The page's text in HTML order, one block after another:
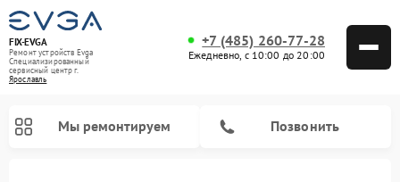
FIX-EVGA
Ремонт устройств Evga
Специализированный
cервисный центр г.
Ярославль
+7 (485) 260-77-28
Ежедневно, с 10:00 до 20:00
Мы ремонтируем Позвонить